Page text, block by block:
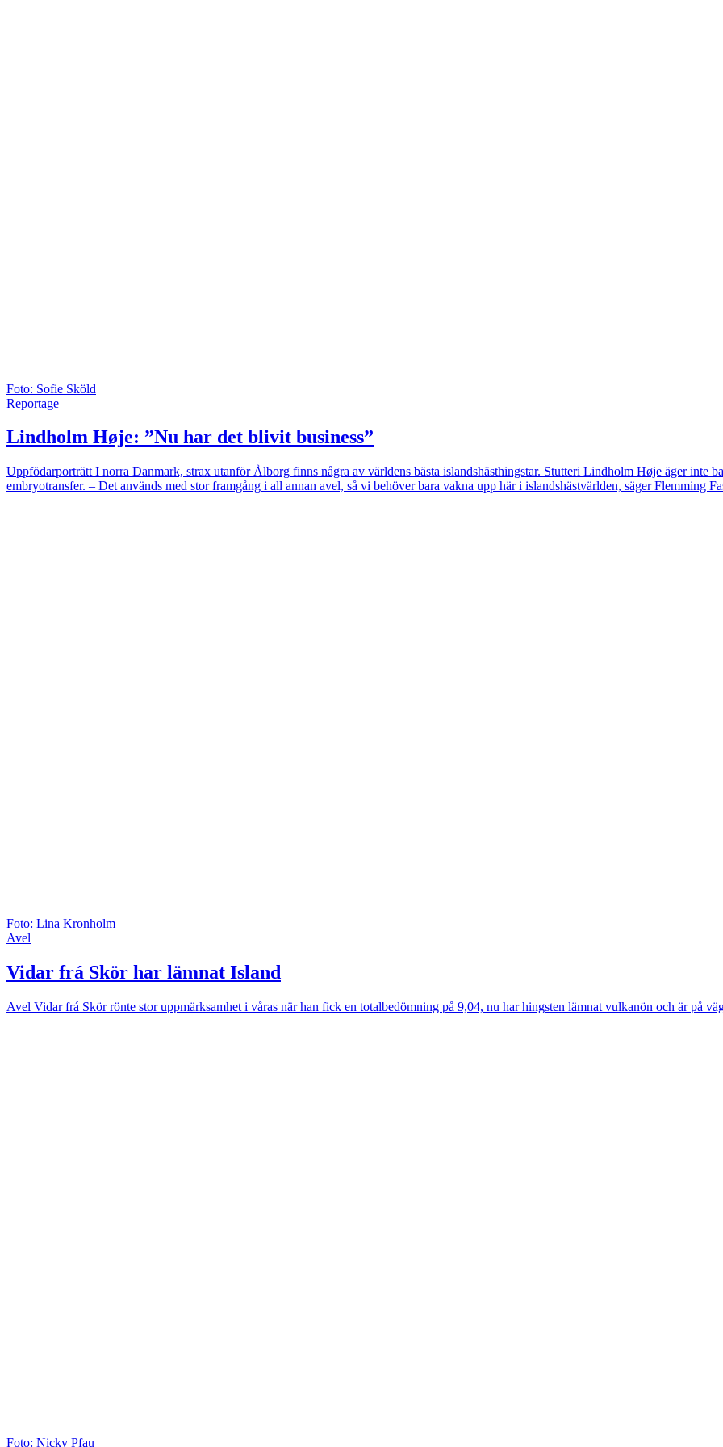
Foto: Sofie Sköld
Reportage
Lindholm Høje: ”Nu har det blivit business”
Uppfödarporträtt I norra Danmark, strax utanför Ålborg finns några av världens bästa islandshästhingstar. Stutteri Lindholm Høje äger inte
embryotransfer. – Det används med stor framgång i all annan avel, så vi behöver bara vakna upp här i islandshästvärlden, säger Flemming
Foto: Lina Kronholm
Avel
Vidar frá Skör har lämnat Island
Avel Vidar frá Skör rönte stor uppmärksamhet i våras när han fick en totalbedömning på 9,04, nu har hingsten lämnat vulkanön och är på
Foto: Nicky Pfau